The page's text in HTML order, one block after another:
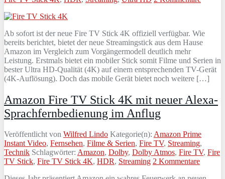
Ab sofort ist der neue Fire TV Stick 4K offiziell verfügbar. Wie
bereits berichtet, bietet der neue Streamingstick aus dem Hause
Amazon im Vergleich zum Vorgängermodell deutlich mehr
Leistung. Erstmals bietet ein mobiler Stick somit Filme und Serien in
bester Ultra HD-Qualität (4K) auf einem entsprechenden TV-Gerät
(4K-Auflösung). Doch das mobile Gerät bietet noch weitere […]
Amazon Fire TV Stick 4K mit neuer Alexa-
Sprachfernbedienung im Anflug
Veröffentlicht von Wilfred Lindo Kategorie(n): Amazon Prime
Instant Video, Fernsehen, Filme & Serien, Fire TV, Streaming,
Technik Schlagwörter: Amazon, Dolby, Dolby Atmos, Fire TV, Fire
TV Stick, Fire TV Stick 4K, HDR, Streaming 2 Kommentare